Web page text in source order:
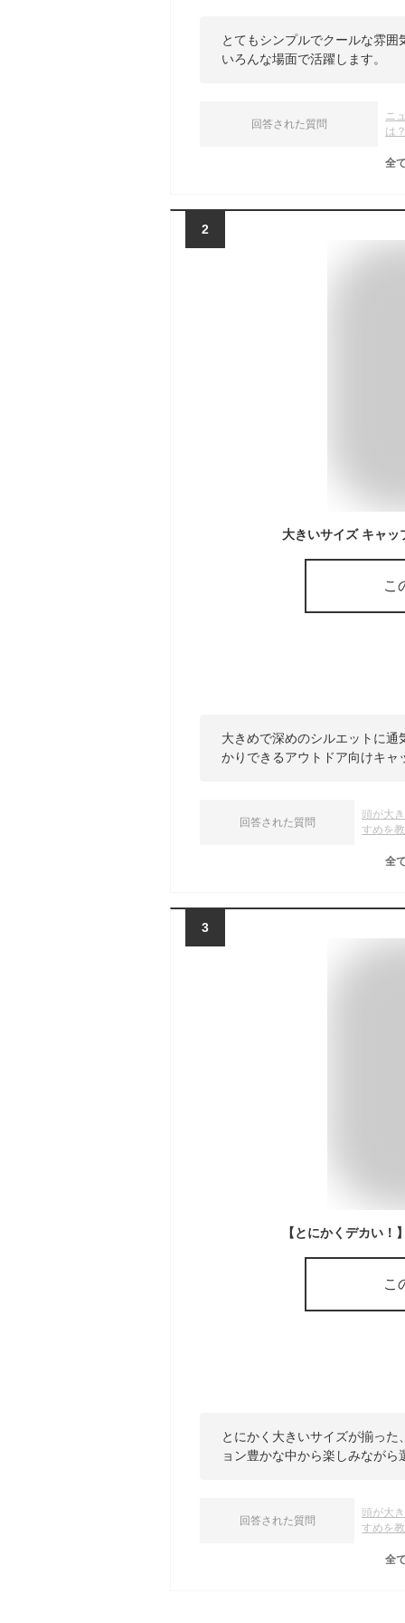
とてもシンプルでクールな雰
いろんな場面で活躍します。
回答された質問
ニ
は
全
2
こ
大きめで深めのシルエットに
かりできるアウトドア向けキャ
回答された質問
頭が大
すめを
全
3
こ
とにかく大きいサイズが揃っ
ョン豊かな中から楽しみながら
回答された質問
頭が大
すめを
全